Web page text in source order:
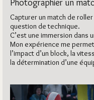
Photographier un
Capturer un match de
question de technique.
C’est une immersion dans
Mon expérience me
l’impact d’un block, la
la détermination d’une